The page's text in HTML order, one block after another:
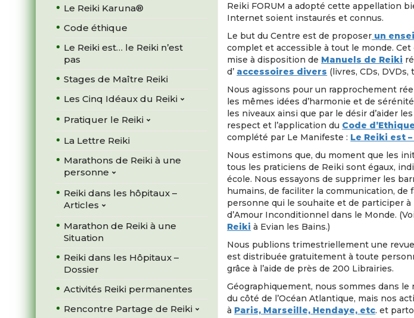
Le Reiki Karuna®
Code éthique
Le Reiki est… le Reiki n’est
pas
Stages de Maître Reiki
Les Cinq Idéaux du Reiki
Pratiquer le Reiki
La Lettre Reiki
Marathons de Reiki à une
personne
Reiki dans les hôpitaux –
Articles
Marathon de Reiki à une
Situation
Reiki dans les Hôpitaux –
Dossier
Activités Reiki permanentes
Rencontre Partage de Reiki
Reiki FORUM a adopté cette appellation
Internet soient instaurés et connus.
Le but du Centre est de proposer un
complet et accessible à tout le monde.
mise à disposition de Manuels de Reiki
d’ accessoires divers (livres, CDs, DVDs,
Nous agissons pour un rapprochement
les mêmes idées d’harmonie et de
les niveaux ainsi que par le désir d’aider
respect et l’application du Code
complété par Le Manifeste : Le Reiki est
Nous estimons que, du moment que les
tous les praticiens de Reiki sont égaux,
école. Nous essayons de supprimer les
humains, de faciliter la communication, de
personne qui le souhaite et de participer à
d’Amour Inconditionnel dans le Monde.
Reiki à Evian les Bains.)
Nous publions trimestriellement une
est distribuée gratuitement à toute
grâce à l’aide de près de 200 Librairies.
Géographiquement, nous sommes dans le
du côté de l’Océan Atlantique, mais nos
à Paris, Marseille, Hendaye, etc. et